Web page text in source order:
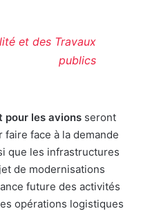
et des Travaux
publics
pour les avions seront
face à la demande
que les infrastructures
de modernisations
future des activités
opérations logistiques